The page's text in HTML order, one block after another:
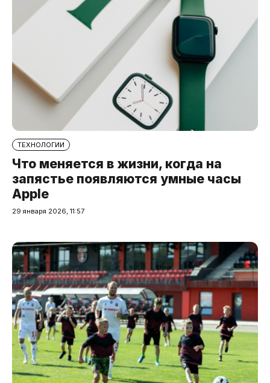
ТЕХНОЛОГИИ
Что меняется в жизни, когда на
запястье появляются умные часы
Apple
29 января 2026, 11:57